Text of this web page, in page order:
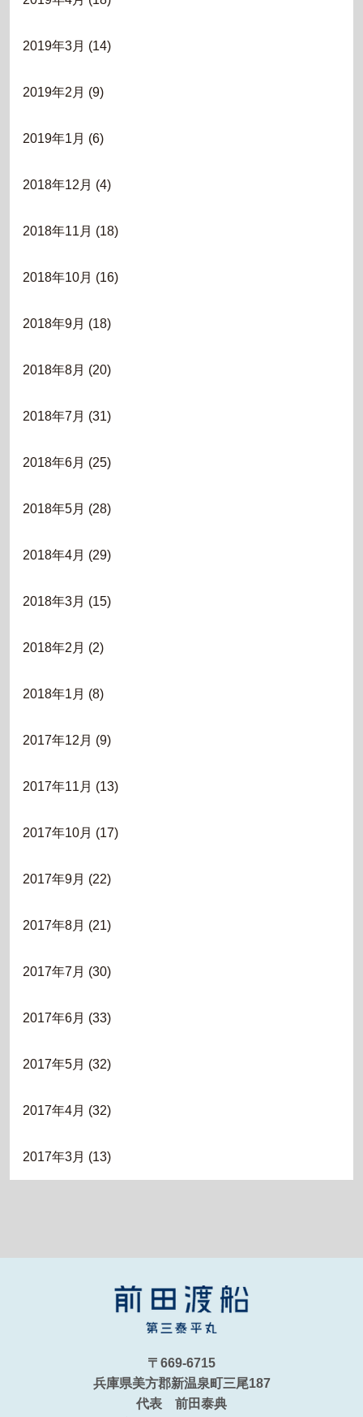
2019年3月 (14)
2019年2月 (9)
2019年1月 (6)
2018年12月 (4)
2018年11月 (18)
2018年10月 (16)
2018年9月 (18)
2018年8月 (20)
2018年7月 (31)
2018年6月 (25)
2018年5月 (28)
2018年4月 (29)
2018年3月 (15)
2018年2月 (2)
2018年1月 (8)
2017年12月 (9)
2017年11月 (13)
2017年10月 (17)
2017年9月 (22)
2017年8月 (21)
2017年7月 (30)
2017年6月 (33)
2017年5月 (32)
2017年4月 (32)
2017年3月 (13)
〒669-6715
兵庫県美方郡新温泉町三尾187
代表 前田泰典